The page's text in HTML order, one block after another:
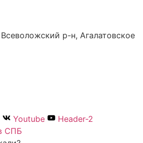
р-н, Агалатовское
Youtube
Header-2
СПБ